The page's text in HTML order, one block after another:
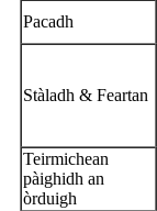
Pacadh
Stàladh & Feartan
Teirmichean
pàighidh an
òrduigh